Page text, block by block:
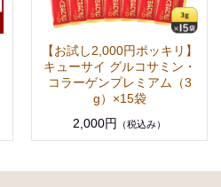
【お試し2,000円ポッキリ】
キューサイ グルコサミン・
コラーゲンプレミアム（3
g）×15袋
2,000円
（税込み）